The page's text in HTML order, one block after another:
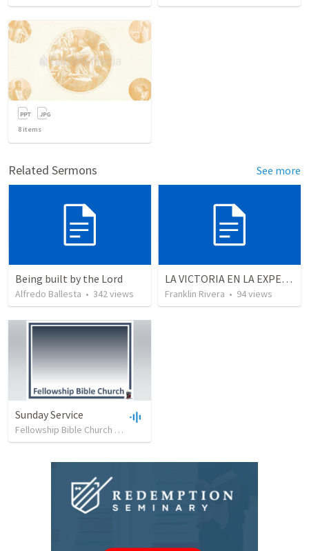
8 items
Related Sermons See more
Being built by the Lord
Alfredo Ballesta • 342views
LA VICTORIA EN LA EXPERIENCIA CRISTIANA - Parte 12 | Victory in the Christian experience - Part 2
Franklin Rivera • 94views
Sunday Service
Fellowship Bible Church